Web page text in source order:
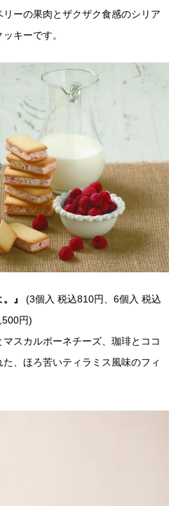
ーの果肉とザクザク食感のシリア
キーです。
』
(3個入 税込810円、6個入 税込
円)
スカルポーネチーズ、珈琲とココ
、ほろ苦いティラミス風味のフィ